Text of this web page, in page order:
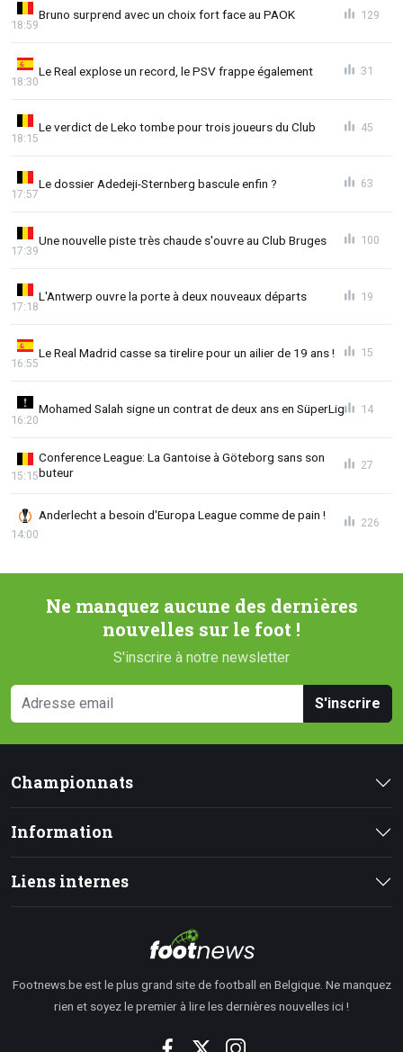
Bruno surprend avec un choix fort face au PAOK
18:59
129
Le Real explose un record, le PSV frappe également
18:30
31
Le verdict de Leko tombe pour trois joueurs du Club
18:15
45
Le dossier Adedeji-Sternberg bascule enfin ?
17:57
63
Une nouvelle piste très chaude s'ouvre au Club Bruges
17:39
100
L'Antwerp ouvre la porte à deux nouveaux départs
17:18
19
Le Real Madrid casse sa tirelire pour un ailier de 19 ans !
16:55
15
Mohamed Salah signe un contrat de deux ans en SüperLig
16:20
14
Conference League: La Gantoise à Göteborg sans son
buteur
15:15
27
Anderlecht a besoin d'Europa League comme de pain !
14:00
226
Ne manquez aucune des dernières
nouvelles sur le foot !
S'inscrire à notre newsletter
S'inscrire
Championnats
Information
Liens internes
Footnews.be est le plus grand site de football en Belgique. Ne manquez
rien et soyez le premier à lire les dernières nouvelles ici !